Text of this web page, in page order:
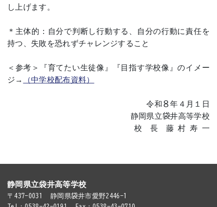
し上げます。
＊主体的：自分で判断し行動する、自分の行動に責任を
持つ、失敗を恐れずチャレンジすること
＜参考＞『育てたい生徒像』『目指す学校像』のイメー
ジ→
（中学校配布資料）
令和８年４月１日
静岡県立袋井高等学校
校 長 藤 村 寿 一
静岡県立袋井高等学校
〒437-0031
静岡県袋井市愛野2446-1